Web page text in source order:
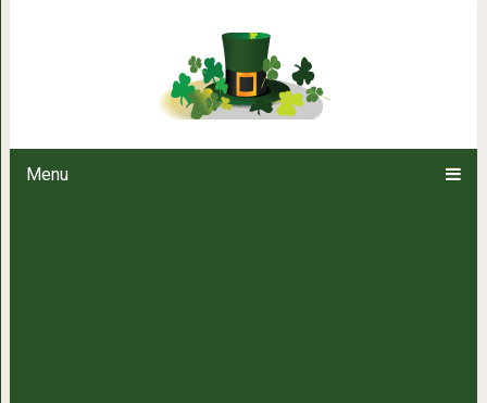
Menu
20 случаев, когда люди